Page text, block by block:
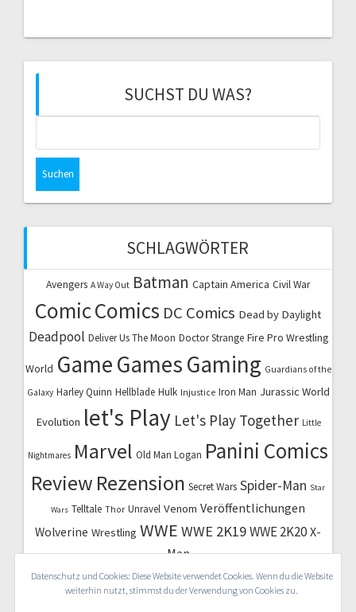
SUCHST DU WAS?
SCHLAGWÖRTER
Avengers A Way Out Batman Captain America Civil War
ComicComics DC Comics Dead by Daylight
Deadpool Deliver Us The Moon Doctor Strange Fire Pro Wrestling
World GameGamesGaming Guardians of the
Galaxy Harley Quinn Hellblade Hulk Injustice Iron Man Jurassic World
Evolution let's Play Let's Play Together Little
Nightmares Marvel Old Man Logan Panini Comics
Review Rezension Secret Wars Spider-Man Star
Wars Telltale Thor Unravel Venom Veröffentlichungen
Wolverine Wrestling WWE WWE 2K19WWE 2K20 X-
Men
Datenschutz und Cookies: Diese Website verwendet Cookies. Wenn du die Website
weiterhin nutzt, stimmst du der Verwendung von Cookies zu.